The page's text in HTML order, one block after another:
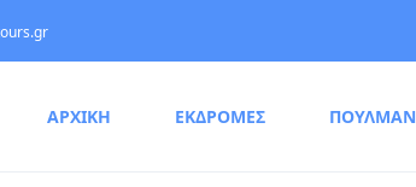
ΑΡΧΙΚΗ ΕΚΔΡΟΜΕΣ ΠΟΥΛΜΑΝ